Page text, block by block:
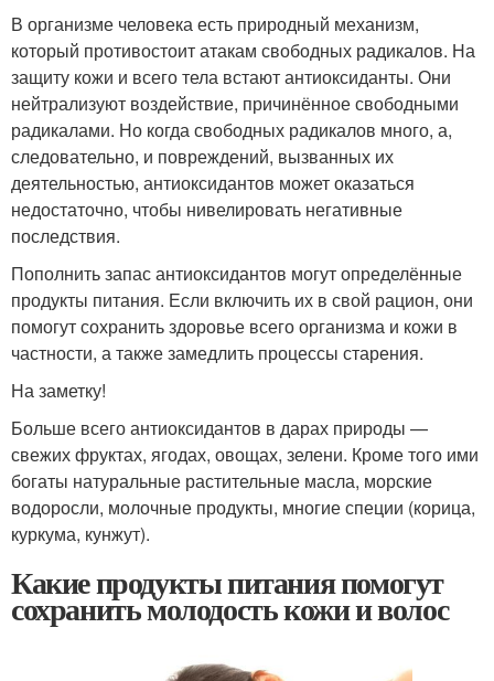
В организме человека есть природный механизм,
который противостоит атакам свободных радикалов. На
защиту кожи и всего тела встают антиоксиданты. Они
нейтрализуют воздействие, причинённое свободными
радикалами. Но когда свободных радикалов много, а,
следовательно, и повреждений, вызванных их
деятельностью, антиоксидантов может оказаться
недостаточно, чтобы нивелировать негативные
последствия.
Пополнить запас антиоксидантов могут определённые
продукты питания. Если включить их в свой рацион, они
помогут сохранить здоровье всего организма и кожи в
частности, а также замедлить процессы старения.
На заметку!
Больше всего антиоксидантов в дарах природы —
свежих фруктах, ягодах, овощах, зелени. Кроме того ими
богаты натуральные растительные масла, морские
водоросли, молочные продукты, многие специи (корица,
куркума, кунжут).
Какие продукты питания помогут
сохранить молодость кожи и волос